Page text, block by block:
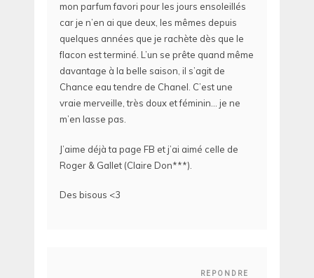
mon parfum favori pour les jours ensoleillés
car je n’en ai que deux, les mêmes depuis
quelques années que je rachète dès que le
flacon est terminé. L’un se prête quand même
davantage à la belle saison, il s’agit de
Chance eau tendre de Chanel. C’est une
vraie merveille, très doux et féminin… je ne
m’en lasse pas.
J’aime déjà ta page FB et j’ai aimé celle de
Roger & Gallet (Claire Don***).
Des bisous <3
REPONDRE